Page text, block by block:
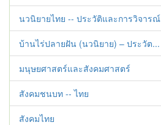
นวนิยายไทย -- ประวัติและการวิจารณ์
บ้านไร่ปลายฝัน (นวนิยาย) – ประวัต...
มนุษยศาสตร์และสังคมศาสตร์
สังคมชนบท -- ไทย
สังคมไทย